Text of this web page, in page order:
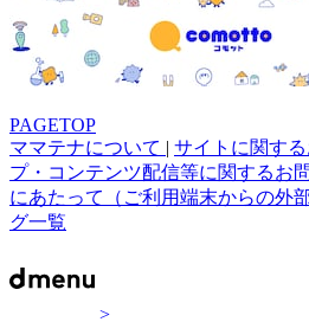
PAGETOP
ママテナについて | サイトに関す
プ・コンテンツ配信等に関するお
にあたって（ご利用端末からの外
グ一覧
>